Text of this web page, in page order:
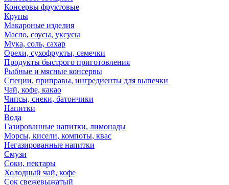
Консервы фруктовые
Крупы
Макароные изделия
Масло, соусы, уксусы
Мука, соль, сахар
Орехи, сухофрукты, семечки
Продукты быстрого приготовления
Рыбные и мясные консервы
Специи, приправы, ингредиенты для выпечки
Чай, кофе, какао
Чипсы, снеки, батончики
Напитки
Вода
Газированные напитки, лимонады
Морсы, кисели, компоты, квас
Негазированные напитки
Смузи
Соки, нектары
Холодный чай, кофе
Сок свежевыжатый